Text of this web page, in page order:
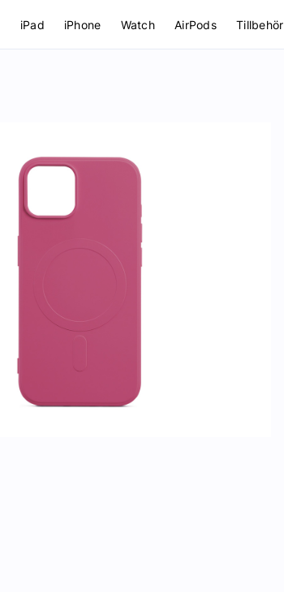
iPad iPhone Watch AirPods Tillbehör